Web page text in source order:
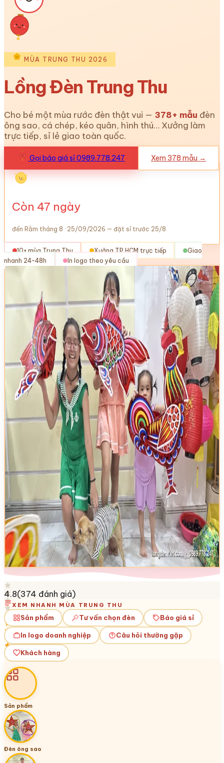
MÙA TRUNG THU 2026
Lồng Đèn Trung Thu
Cho bé một mùa rước đèn thật vui — 378+ mẫu đèn
ông sao, cá chép, kéo quân, hình thú… Xưởng làm
trực tiếp, sỉ lẻ giao toàn quốc.
Gọi báo giá sỉ 0989.778.247 Xem 378 mẫu →
Còn 47 ngày
đến Rằm tháng 8 · 25/09/2026 — đặt sỉ trước 25/8
10+ mùa Trung Thu Xưởng TP.HCM trực tiếp
Giao
nhanh 24–48h
In logo theo yêu cầu
4.8(374 đánh giá)
XEM NHANH MÙA TRUNG THU
Sản phẩm Tư vấn chọn đèn Báo giá sỉ
In logo doanh nghiệp Câu hỏi thường gặp
Khách hàng
Sản phẩm
Đèn ông sao